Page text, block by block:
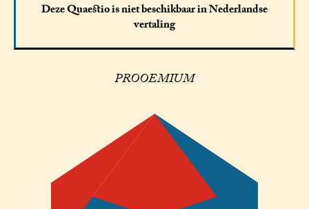
Deze Quaestio is niet beschikbaar in Nederlandse
vertaling
PROOEMIUM